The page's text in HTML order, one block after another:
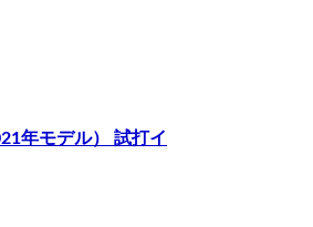
年モデル） 試打イ